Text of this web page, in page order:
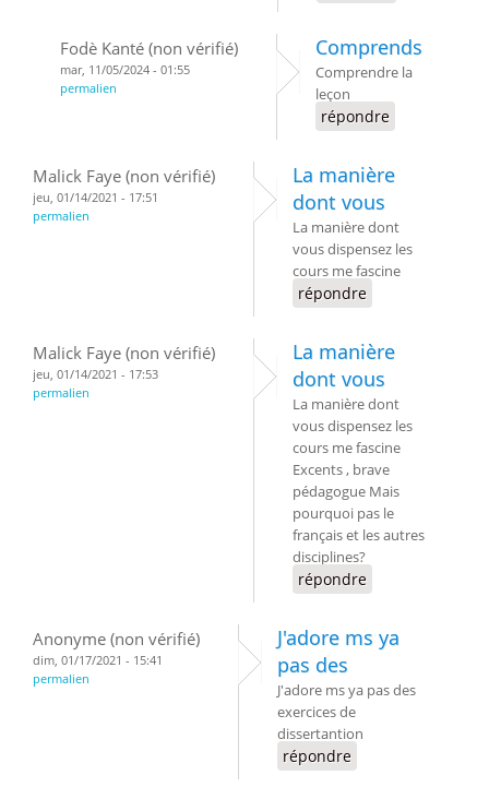
Fodè Kanté (non vérifié)
mar, 11/05/2024 - 01:55
permalien
Comprends
Comprendre la
leçon
répondre
Malick Faye (non vérifié)
jeu, 01/14/2021 - 17:51
permalien
La manière
dont vous
La manière dont
vous dispensez les
cours me fascine
répondre
Malick Faye (non vérifié)
jeu, 01/14/2021 - 17:53
permalien
La manière
dont vous
La manière dont
vous dispensez les
cours me fascine
Excents , brave
pédagogue Mais
pourquoi pas le
français et les autres
disciplines?
répondre
Anonyme (non vérifié)
dim, 01/17/2021 - 15:41
permalien
J'adore ms ya
pas des
J'adore ms ya pas des
exercices de
dissertantion
répondre